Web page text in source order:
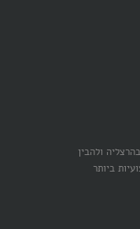
ולהבין
ביותר